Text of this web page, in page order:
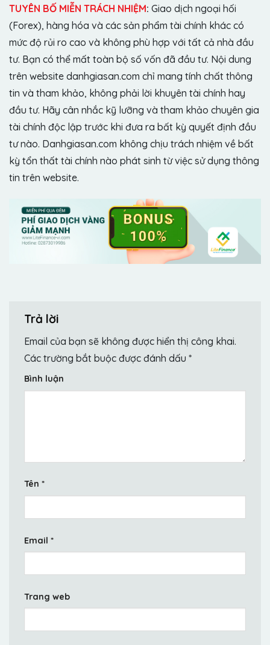
TUYÊN BỐ MIỄN TRÁCH NHIỆM: Giao dịch ngoại hối
(Forex), hàng hóa và các sản phẩm tài chính khác có
mức độ rủi ro cao và không phù hợp với tất cả nhà đầu
tư. Bạn có thể mất toàn bộ số vốn đã đầu tư. Nội dung
trên website danhgiasan.com chỉ mang tính chất thông
tin và tham khảo, không phải lời khuyên tài chính hay
đầu tư. Hãy cân nhắc kỹ lưỡng và tham khảo chuyên gia
tài chính độc lập trước khi đưa ra bất kỳ quyết định đầu
tư nào. Danhgiasan.com không chịu trách nhiệm về bất
kỳ tổn thất tài chính nào phát sinh từ việc sử dụng thông
tin trên website.
Trả lời
Email của bạn sẽ không được hiển thị công khai.
Các trường bắt buộc được đánh dấu *
Bình luận
Tên *
Email *
Trang web